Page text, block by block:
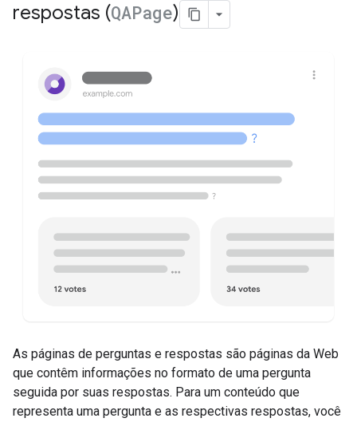
respostas (QAPage)
As páginas de perguntas e respostas são páginas da Web
que contêm informações no formato de uma pergunta
seguida por suas respostas. Para um conteúdo que
representa uma pergunta e as respectivas respostas, você